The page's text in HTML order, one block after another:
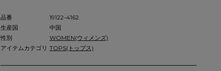
品番
19122-4162
生産国
中国
性別
WOMEN(ウィメンズ)
アイテムカテゴリ TOPS(トップス)